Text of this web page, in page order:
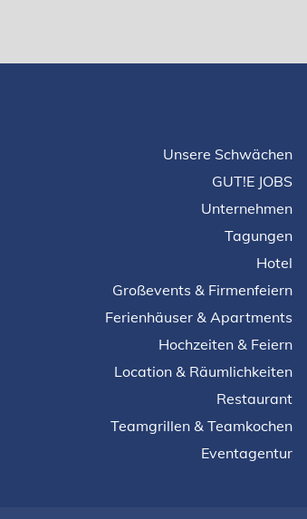
Unsere Schwächen
GUT!E JOBS
Unternehmen
Tagungen
Hotel
Großevents & Firmenfeiern
Ferienhäuser & Apartments
Hochzeiten & Feiern
Location & Räumlichkeiten
Restaurant
Teamgrillen & Teamkochen
Eventagentur